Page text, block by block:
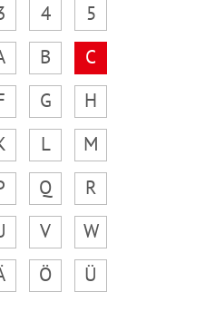
4
5
B
C
G
H
L
M
Q
R
V
W
Ö
Ü